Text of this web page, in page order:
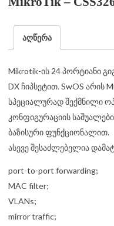
აღწერა
Mikrotik-ის 24 პორტიანი
DX ჩიპსეტით. SwOS არის
სპეციალურად შექმნილი
კონფიგურაციის
ბაზისური ფუნქციონალით.
ასევე შესაძლებელია
port-to-port forwarding;
MAC filter;
VLANs;
mirror traffic;